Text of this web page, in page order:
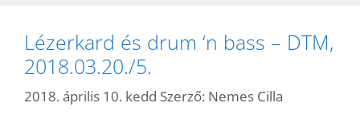
Lézerkard és drum ‘n bass – DTM,
2018.03.20./5.
2018. április 10. kedd Szerző: Nemes Cilla